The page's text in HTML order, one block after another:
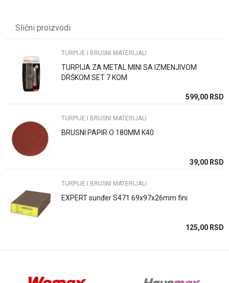
Poruka
Anti-spam zaštita - izračunajte koliko je 6 - 1 :
POŠALJI
Slični proizvodi
TURPIJE I BRUSNI MATERIJALI
TURPIJA ZA METAL MINI SA IZMENJIVOM
DRŠKOM SET 7 KOM
599,00 RSD
TURPIJE I BRUSNI MATERIJALI
BRUSNI PAPIR O 180MM K40
39,00 RSD
TURPIJE I BRUSNI MATERIJALI
EXPERT sunđer S471 69x97x26mm fini
125,00 RSD